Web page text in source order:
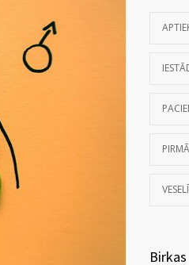
Birkas